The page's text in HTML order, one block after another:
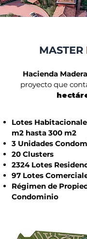
MASTER
Hacienda
proyecto que
Lotes
m2 hasta 300 m2
3 Unidades
20 Clusters
2324 Lotes
97 Lotes
Régimen de
Condominio